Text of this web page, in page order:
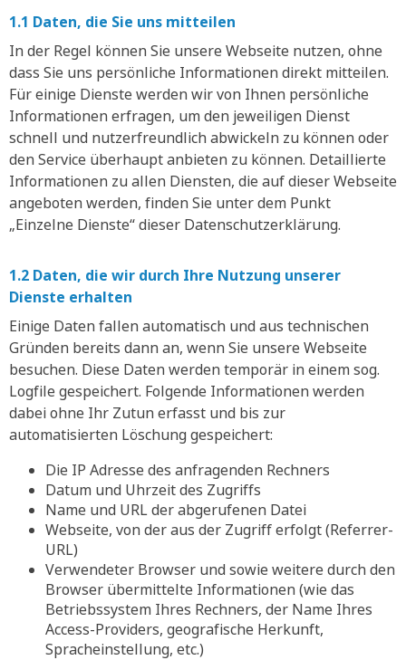
1.1 Daten, die Sie uns mitteilen
In der Regel können Sie unsere Webseite nutzen, ohne
dass Sie uns persönliche Informationen direkt mitteilen.
Für einige Dienste werden wir von Ihnen persönliche
Informationen erfragen, um den jeweiligen Dienst
schnell und nutzerfreundlich abwickeln zu können oder
den Service überhaupt anbieten zu können. Detaillierte
Informationen zu allen Diensten, die auf dieser Webseite
angeboten werden, finden Sie unter dem Punkt
„Einzelne Dienste“ dieser Datenschutzerklärung.
1.2 Daten, die wir durch Ihre Nutzung unserer
Dienste erhalten
Einige Daten fallen automatisch und aus technischen
Gründen bereits dann an, wenn Sie unsere Webseite
besuchen. Diese Daten werden temporär in einem sog.
Logfile gespeichert. Folgende Informationen werden
dabei ohne Ihr Zutun erfasst und bis zur
automatisierten Löschung gespeichert:
Die IP Adresse des anfragenden Rechners
Datum und Uhrzeit des Zugriffs
Name und URL der abgerufenen Datei
Webseite, von der aus der Zugriff erfolgt (Referrer-
URL)
Verwendeter Browser und sowie weitere durch den
Browser übermittelte Informationen (wie das
Betriebssystem Ihres Rechners, der Name Ihres
Access-Providers, geografische Herkunft,
Spracheinstellung, etc.)